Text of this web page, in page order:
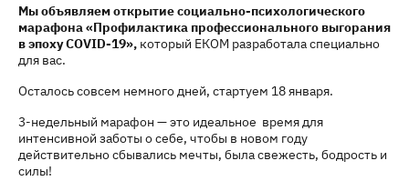
Мы объявляем открытие социально-психологического
марафона «Профилактика профессионального выгорания
в эпоху COVID-19», который ЕКОМ разработала специально
для вас.
Осталось совсем немного дней, стартуем 18 января.
3-недельный марафон — это идеальное время для
интенсивной заботы о себе, чтобы в новом году
действительно сбывались мечты, была свежесть, бодрость и
силы!